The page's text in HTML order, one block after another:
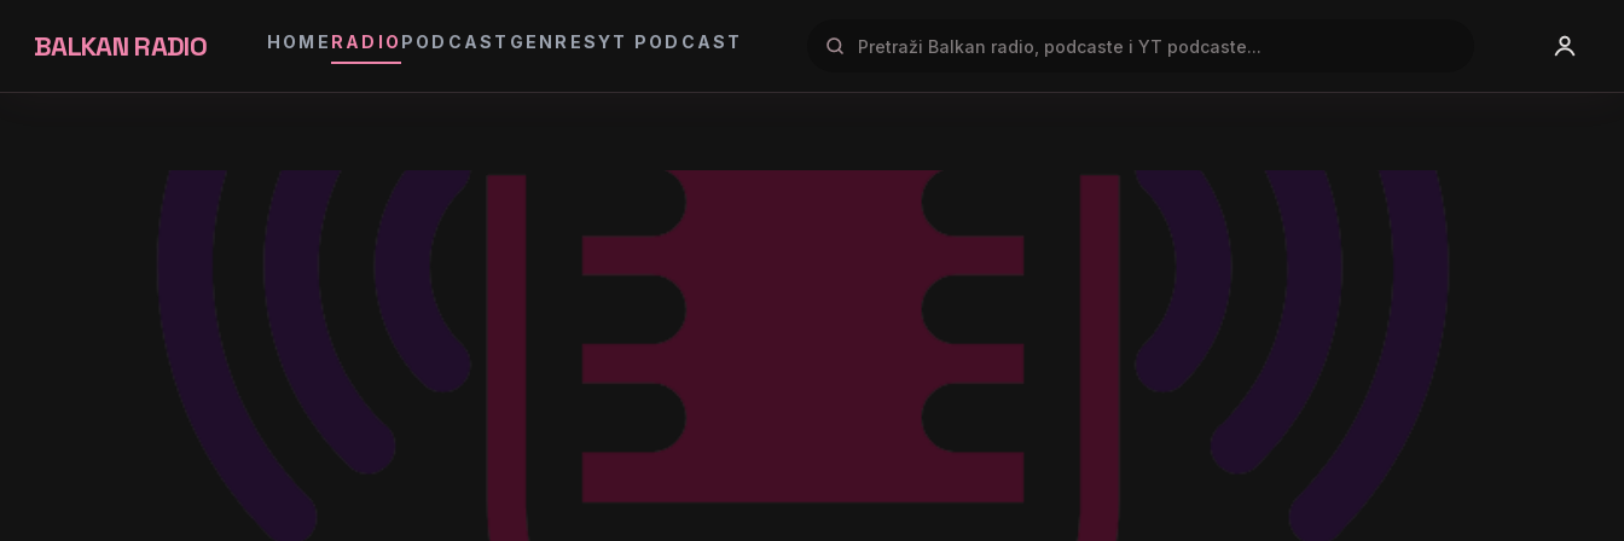
BALKAN RADIO HOME RADIO PODCAST GENRESYT PODCAST